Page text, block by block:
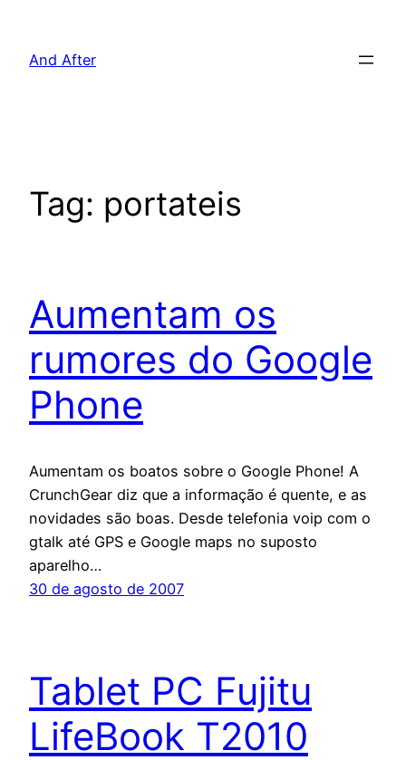
And After
Tag: portateis
Aumentam os
rumores do Google
Phone
Aumentam os boatos sobre o Google Phone! A
CrunchGear diz que a informação é quente, e as
novidades são boas. Desde telefonia voip com o
gtalk até GPS e Google maps no suposto
aparelho…
30 de agosto de 2007
Tablet PC Fujitu
LifeBook T2010